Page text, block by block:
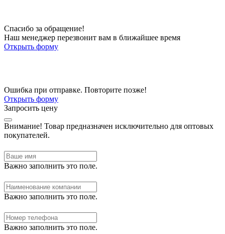
Спасибо за обращение!
Наш менеджер перезвонит вам в ближайшее время
Открыть форму
Ошибка при отправке. Повторите позже!
Открыть форму
Запросить цену
Внимание! Товар предназначен исключительно для оптовых
покупателей.
Важно заполнить это поле.
Важно заполнить это поле.
Важно заполнить это поле.